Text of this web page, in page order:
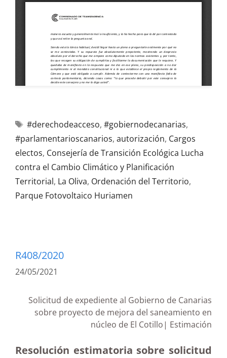
#derechodeacceso, #gobiernodecanarias,
#parlamentarioscanarios, autorización, Cargos
electos, Consejería de Transición Ecológica Lucha
contra el Cambio Climático y Planificación
Territorial, La Oliva, Ordenación del Territorio,
Parque Fotovoltaico Huriamen
R408/2020
24/05/2021
Solicitud de expediente al Gobierno de Canarias
sobre proyecto de mejora del saneamiento en
núcleo de El Cotillo| Estimación
Resolución estimatoria sobre solicitud